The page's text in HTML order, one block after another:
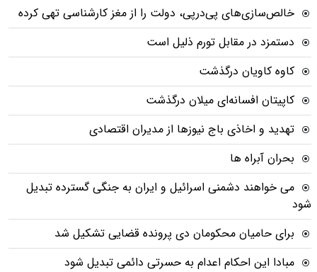
خالص‌سازی‌های پی‌درپی، دولت را از مغز کارشناسی تهی کرده
دستمزد در مقابل تورم ذلیل است
کاوه کاویان درگذشت
کاپیتان افسانه‌ای میلان درگذشت
تهدید و اخاذی باج نیوزها از مدیران اقتصادی
بحران آبراه ها
می خواهند دشمنی اسرائیل و ایران به جنگی گسترده تبدیل
شود
برای حامیان محکومان دی پرونده قضایی تشکیل شد
مبادا این احکام اعدام به حسرتی دائمی تبدیل شود